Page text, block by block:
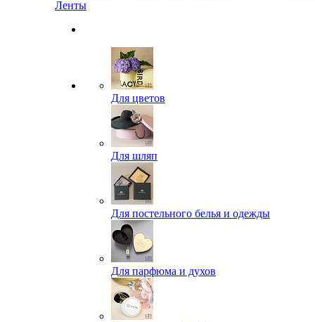
Ленты
Для цветов
Для шляп
Для постельного белья и одежды
Для парфюма и духов